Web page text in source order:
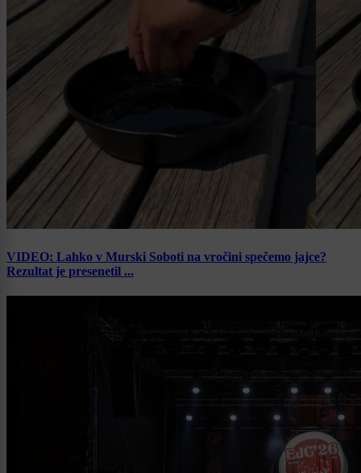
VIDEO: Lahko v Murski Soboti na vročini spečemo jajce?
Rezultat je presenetil ...